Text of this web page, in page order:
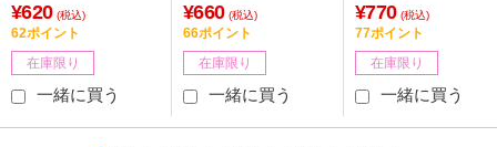
ープオリジナル】【86
4】
¥620 (税込)
62ポイント
在庫限り
一緒に買う
ープオリジナル】【86
4】
¥660 (税込)
66ポイント
在庫限り
一緒に買う
¥770 (税込)
77ポイント
在庫限り
一緒に買う